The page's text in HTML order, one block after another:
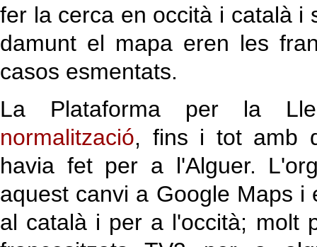
fer la cerca en occità i català i
damunt el mapa eren les
casos esmentats.
La Plataforma per la
normalització, fins i tot amb
havia fet per a l'Alguer.
aquest canvi a Google Maps
al català i per a l'occità; molt